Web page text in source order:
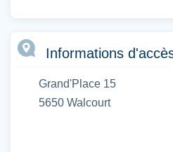
Informations
Grand'Place 15
5650 Walcourt